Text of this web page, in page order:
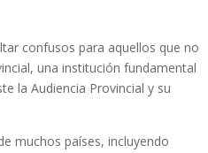
confusos para aquellos que no
una institución fundamental
la Audiencia Provincial y su
muchos países, incluyendo